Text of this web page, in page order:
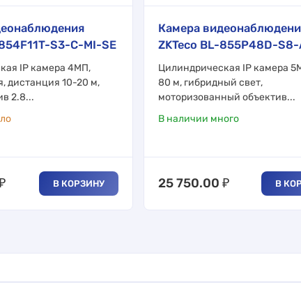
S3-C-MI-SE
IP камера 4МП,
дистанция 10-20 м,
2.8...
В КОРЗИНУ
Камера
ZKTeco BL-855P48D-S8-
Цилиндрическая IP камера
80 м, гибридный свет,
моторизованный объектив...
В наличии много
25 750.00 ₽ В